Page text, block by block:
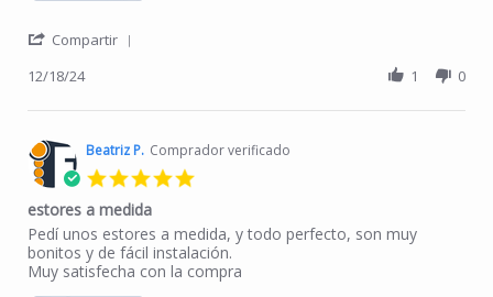
Compartir
12/18/24 1 0
Beatriz P. Comprador verificado
estores a medida
Review by Beatriz P. on 9 Nov 2024
review stating estores a medida
Pedí unos estores a medida, y todo perfecto, son muy
bonitos y de fácil instalación.
Muy satisfecha con la compra